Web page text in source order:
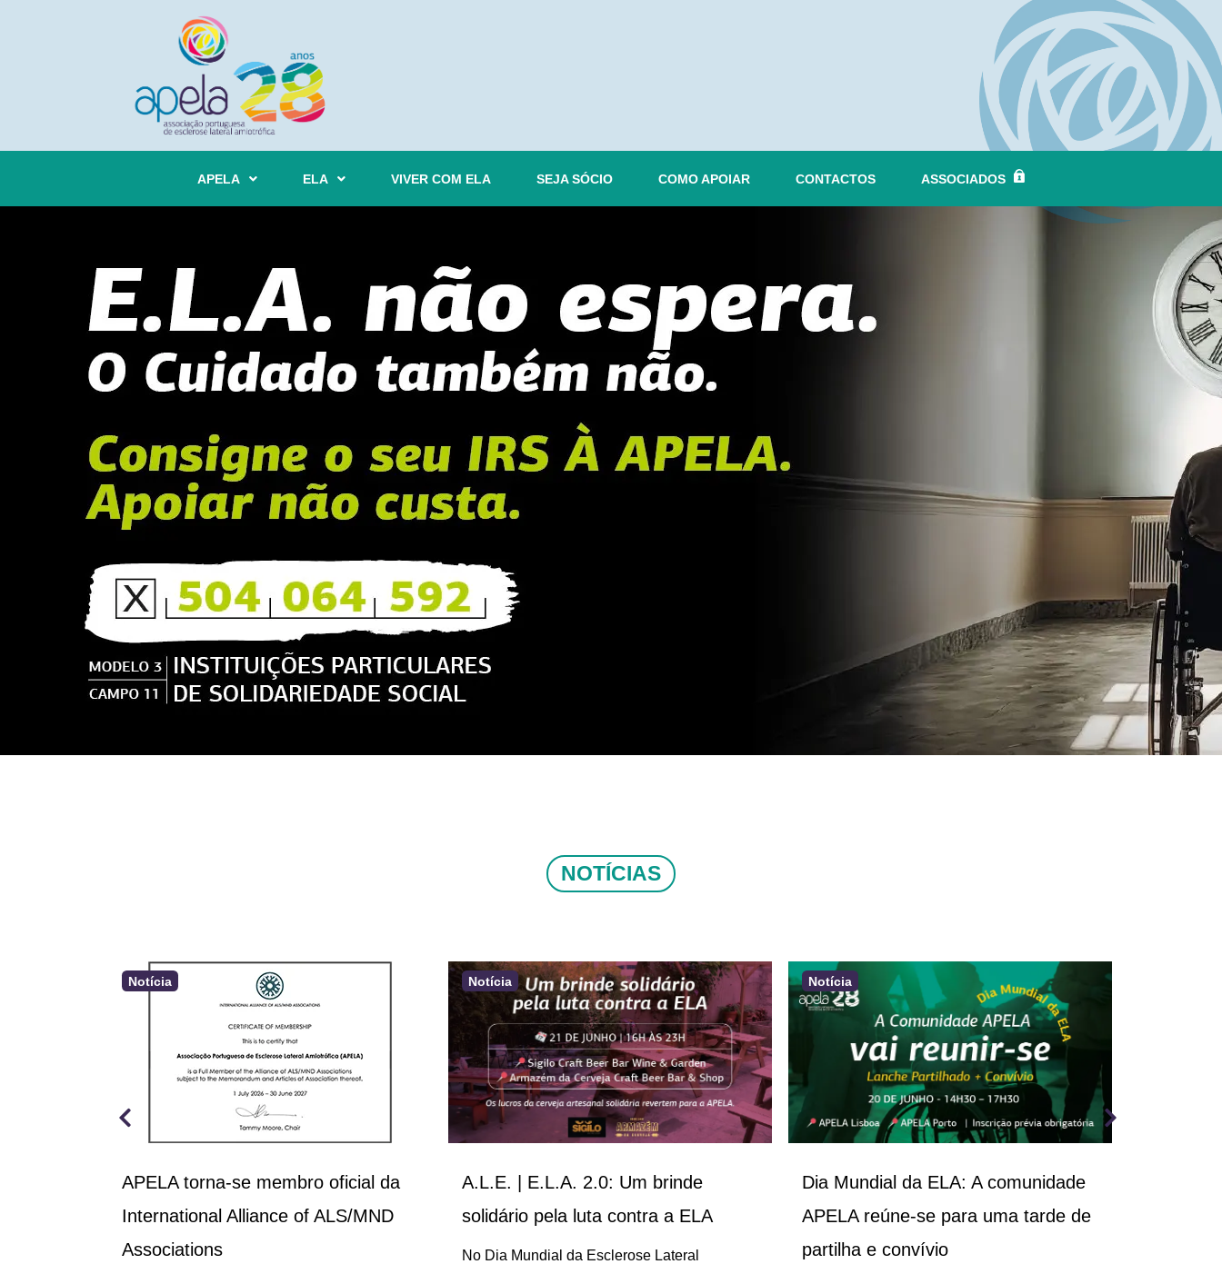
APELA ELA VIVER COM ELA SEJA SÓCIO COMO APOIAR CONTACTOS ASSOCIADOS
NOTÍCIAS
Notícia
APELA torna-se membro oficial da
International Alliance of ALS/MND
Associations
Notícia
A.L.E. | E.L.A. 2.0: Um brinde
solidário pela luta contra a ELA
No Dia Mundial da Esclerose Lateral
Notícia
Dia Mundial da ELA: A comunidade
APELA reúne-se para uma tarde de
partilha e convívio